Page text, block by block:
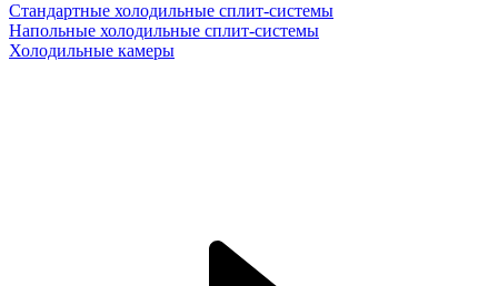
Стандартные холодильные сплит-системы
Напольные холодильные сплит-системы
Холодильные камеры